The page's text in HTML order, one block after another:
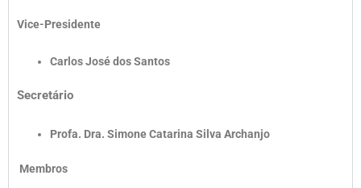
Vice-Presidente
Carlos José dos Santos
Secretário
Profa. Dra. Simone Catarina Silva Archanjo
Membros